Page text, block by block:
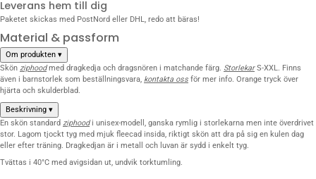
Leverans hem till dig
Paketet skickas med PostNord eller DHL, redo att bäras!
Material & passform
Om produkten ▾
Skön ziphoodmed dragkedja och dragsnören i matchande färg. StorlekarS-XXL. Finns
även i barnstorlek som beställningsvara, kontakta oss för mer info. Orange tryck över
hjärta och skulderblad.
Beskrivning ▾
En skön standard ziphoodi unisex-modell, ganska rymlig i storlekarna men inte överdrivet
stor. Lagom tjockt tyg med mjuk fleecad insida, riktigt skön att dra på sig en kulen dag
eller efter träning. Dragkedjan är i metall och luvan är sydd i enkelt tyg.
Tvättas i 40°C med avigsidan ut, undvik torktumling.